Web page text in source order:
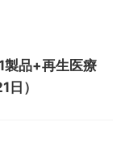
製品+再生医療
）